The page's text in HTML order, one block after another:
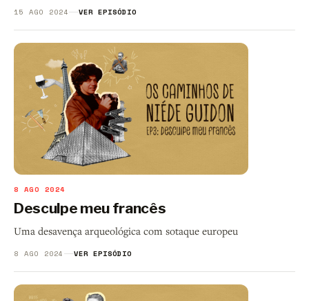
15 AGO 2024 VER EPISÓDIO
8 AGO 2024
Desculpe meu francês
Uma desavença arqueológica com sotaque europeu
8 AGO 2024 VER EPISÓDIO